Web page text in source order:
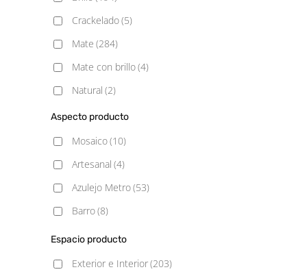
Crackelado(5)
Mate (284)
Mate con brillo(4)
Natural (2)
Pulido(6)
Satinado (11)
Semipulido (3)
Aspecto producto
Mosaico(10)
Artesanal (4)
Azulejo Metro(53)
Barro(8)
Blancos (31)
Cemento
(49)
Espacio producto
Exterior e Interior(203)